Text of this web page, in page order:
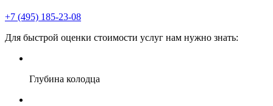
+7 (495) 185-23-08
Для быстрой оценки стоимости услуг нам нужно знать:
Глубина колодца